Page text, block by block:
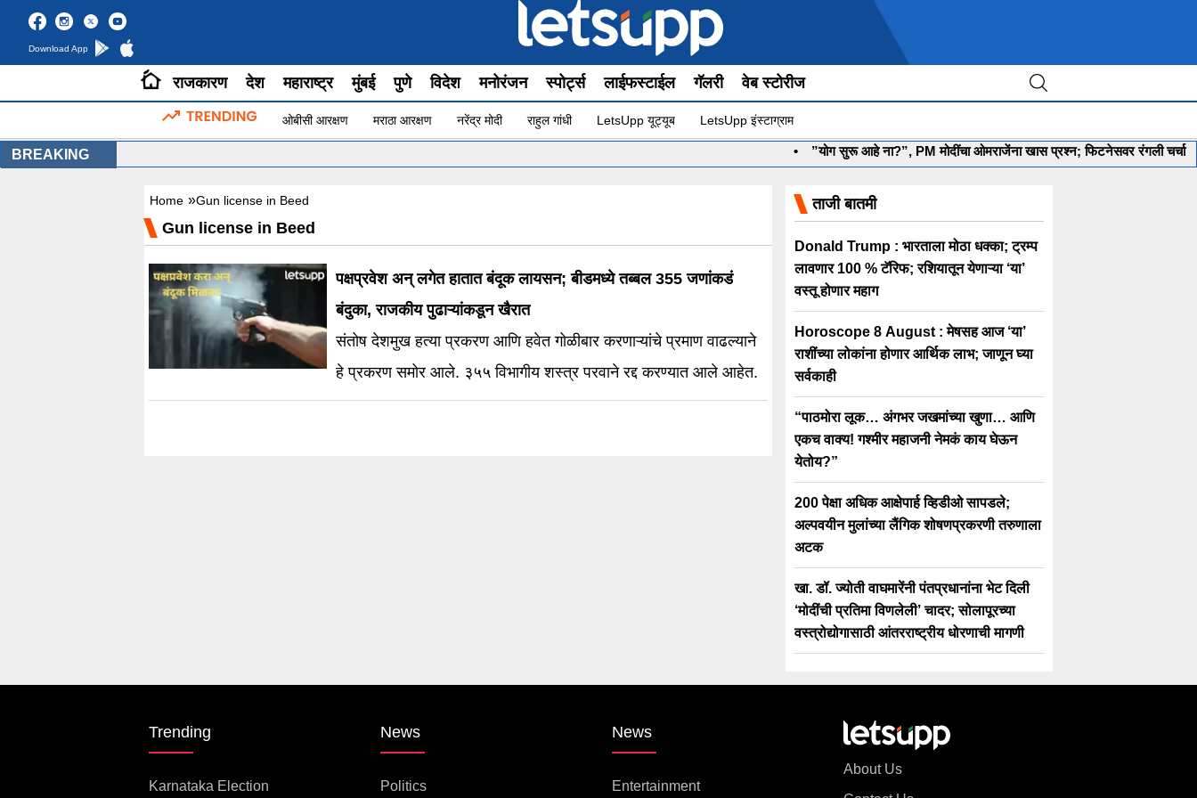
Download App
राजकारण देश महाराष्ट्र मुंबई पुणे विदेश मनोरंजन स्पोर्ट्स लाईफस्टाईल गॅलरी वेब स्टोरीज
ओबीसी आरक्षण मराठा आरक्षण नरेंद्र मोदी राहुल गांधी LetsUpp यूट्यूब LetsUpp इंस्टाग्राम
BREAKING ”योग सुरू आहे ना?”, PM मोदींचा ओमराजेंना खास प्रश्न; फिटनेसवर रंगली चर्चा •
Home »Gun license in Beed
Gun license in Beed
पक्षप्रवेश अन् लगेत हातात बंदूक लायसन; बीडमध्ये तब्बल 355 जणांकडं
बंदुका, राजकीय पुढाऱ्यांकडून खैरात
संतोष देशमुख हत्या प्रकरण आणि हवेत गोळीबार करणाऱ्यांचे प्रमाण वाढल्याने
हे प्रकरण समोर आले. ३५५ विभागीय शस्त्र परवाने रद्द करण्यात आले आहेत.
ताजी बातमी
Donald Trump : भारताला मोठा धक्का; ट्रम्प
लावणार 100 % टॅरिफ; रशियातून येणाऱ्या ‘या’
वस्तू होणार महाग
Horoscope 8 August : मेषसह आज ‘या’
राशींच्या लोकांना होणार आर्थिक लाभ; जाणून घ्या
सर्वकाही
“पाठमोरा लूक… अंगभर जखमांच्या खुणा… आणि
एकच वाक्य! गश्मीर महाजनी नेमकं काय घेऊन
येतोय?”
200 पेक्षा अधिक आक्षेपार्ह व्हिडीओ सापडले;
अल्पवयीन मुलांच्या लैंगिक शोषणप्रकरणी तरुणाला
अटक
खा. डॉ. ज्योती वाघमारेंनी पंतप्रधानांना भेट दिली
‘मोदींची प्रतिमा विणलेली’ चादर; सोलापूरच्या
वस्त्रोद्योगासाठी आंतरराष्ट्रीय धोरणाची मागणी
Trending
Karnataka Election
News
Politics
News
Entertainment
About Us